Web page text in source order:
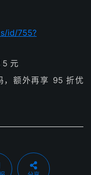
id/755?
5 元
，额外再享 95 折优